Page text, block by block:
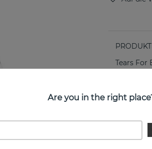
Tears For
Are you in the right